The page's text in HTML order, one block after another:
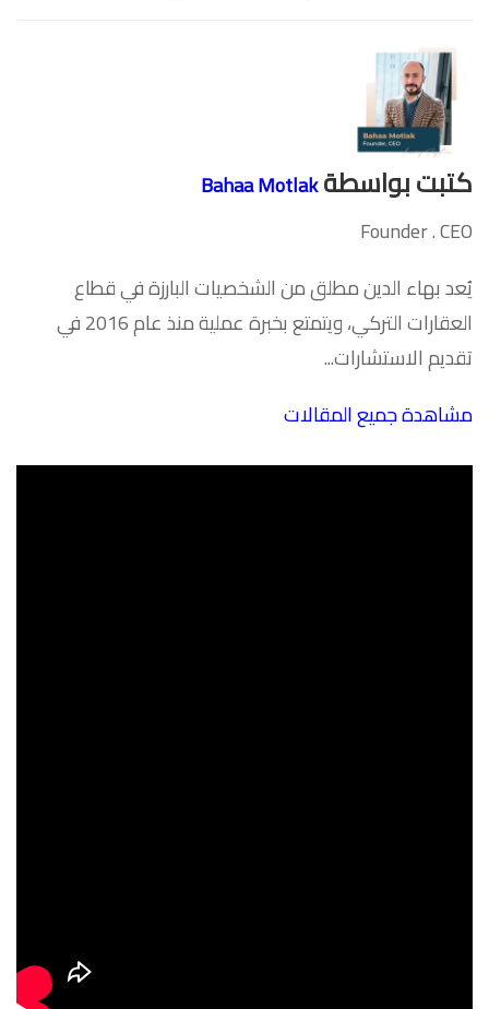
كتبت بواسطةBahaa Motlak
Founder . CEO
يُعد بهاء الدين مطلق من الشخصيات البارزة في قطاع
العقارات التركي، ويتمتع بخبرة عملية منذ عام 2016 في
تقديم الاستشارات...
مشاهدة جميع المقالات